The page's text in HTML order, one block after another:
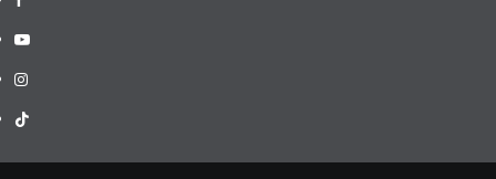
youtube
instagram
tiktok